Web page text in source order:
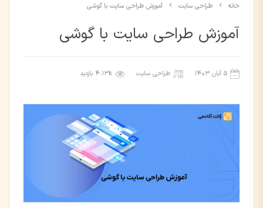
خانه طراحی سایت آموزش طراحی سایت با گوشی
آموزش طراحی سایت با گوشی
۵ آبان ۱۴۰۳ طراحی سایت 4.13k بازدید